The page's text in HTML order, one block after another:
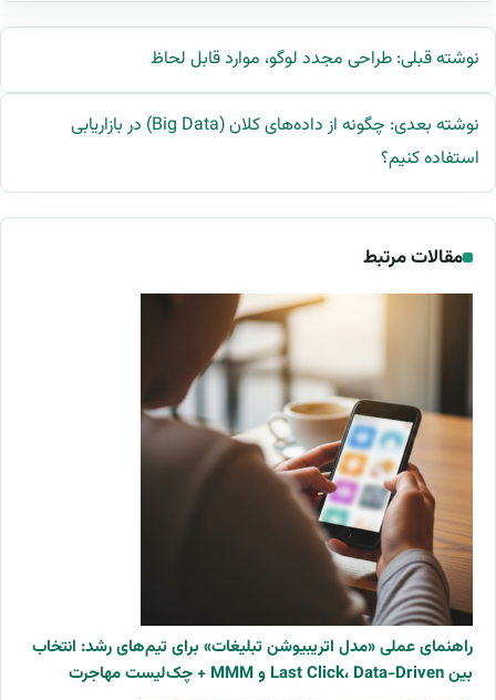
نوشته قبلی: طراحی مجدد لوگو، موارد قابل لحاظ
نوشته بعدی: چگونه از داده‌های کلان (Big Data) در بازاریابی
استفاده کنیم؟
مقالات مرتبط
راهنمای عملی «مدل اتریبیوشن تبلیغات» برای تیم‌های رشد: انتخاب
بین Last Click، Data-Driven و MMM + چک‌لیست مهاجرت